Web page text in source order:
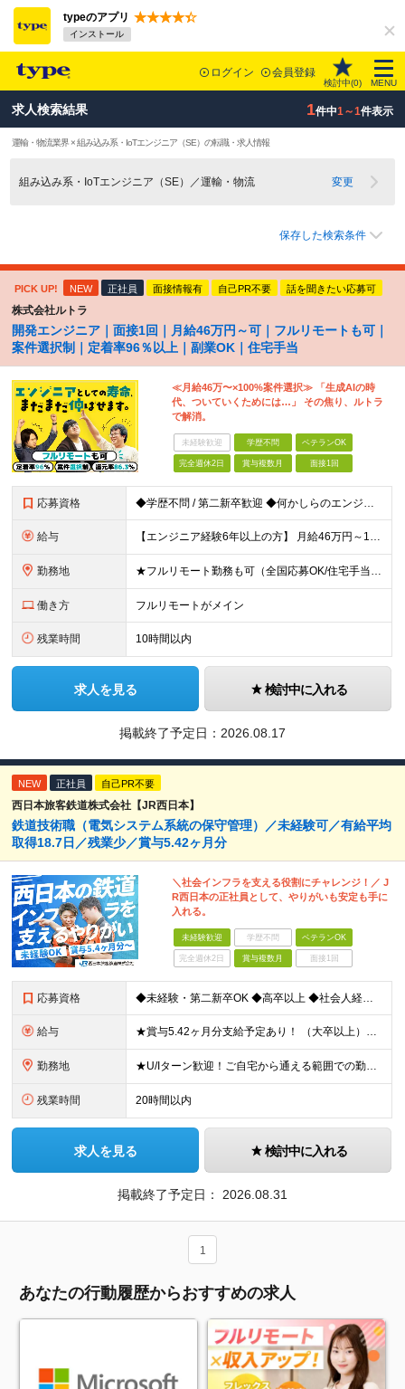
typeのアプリ
インストール
ログイン 会員登録
検討中(0) MENU
求人検索結果 1件中1～1件表示
運輸・物流業界 × 組み込み系・IoTエンジニア（SE）の転職・求人情報
組み込み系・IoTエンジニア（SE）／運輸・物流 変更
保存した検索条件
PICK UP! NEW 正社員 面接情報有 自己PR不要 話を聞きたい応募可
株式会社ルトラ
開発エンジニア｜面接1回｜月給46万円～可｜フルリモートも可｜
案件選択制｜定着率96％以上｜副業OK｜住宅手当
≪月給46万〜×100%案件選択≫ 「生成AIの時
代、ついていくためには…」 その焦り、ルトラ
で解消。
未経験歓迎 学歴不問 ベテランOK
完全週休2日 賞与複数月 面接1回
応募資格 ◆学歴不問 / 第二新卒歓迎 ◆何かしらのエンジニア経験をお持ちの方 （言語・期間・フェーズ不問） 経験浅めの方も遠慮なくご応募ください！ ■入社前Q＆A ────── ◎実力に見合った報酬が手に
給与 【エンジニア経験6年以上の方】 月給46万円～100万円（固定残業代含む） ※上記月給には月30時間分の固定残業代（月8万7,400円～月19万円）を含む。超過分は全額支給。 【エンジニア経験4年以
勤務地 ★フルリモート勤務も可（全国応募OK/住宅手当を支給します） ※案件によって常駐が必要になる場合があります。 ※希望がない限り、転勤はありません ※U・Iターン歓迎 ★ルトラの社員は全国各地で活躍中
働き方 フルリモートがメイン
残業時間 10時間以内
求人を見る 検討中に入れる
掲載終了予定日： 2026.08.17
NEW 正社員 自己PR不要
西日本旅客鉄道株式会社【JR西日本】
鉄道技術職（電気システム系統の保守管理）／未経験可／有給平均
取得18.7日／残業少／賞与5.42ヶ月分
＼社会インフラを支える役割にチャレンジ！／ J
R西日本の正社員として、やりがいも安定も手に
入れる。
未経験歓迎 学歴不問 ベテランOK
完全週休2日 賞与複数月 面接1回
応募資格 ◆未経験・第二新卒OK ◆高卒以上 ◆社会人経験（就労経験）がある方 └業界・ポジション・年数不問 〈20～30代の社員が多数活躍中！〉 若手からベテランまで、さまざまな方が在籍。 前職経験を活かし
給与 ★賞与5.42ヶ月分支給予定あり！ （大卒以上）月給24万1,692円～39万5,780円＋各種手当＋賞与2回 （高卒以上）月給22万2,662円～39万5,780円＋各種手当＋賞与2回 ※上記は
勤務地 ★U/Iターン歓迎！ご自宅から通える範囲での勤務となります ★JR西日本本社（大阪市北区）または、当社事業エリア内（北陸から北九州まで）の各支社で勤務 ※関西に本社あり※ 〈近畿エリア〉 三重県（
残業時間 20時間以内
求人を見る 検討中に入れる
掲載終了予定日： 2026.08.31
1
あなたの行動履歴からおすすめの求人